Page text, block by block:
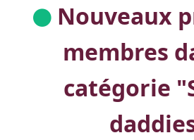
Nouveaux
membres
catégorie "